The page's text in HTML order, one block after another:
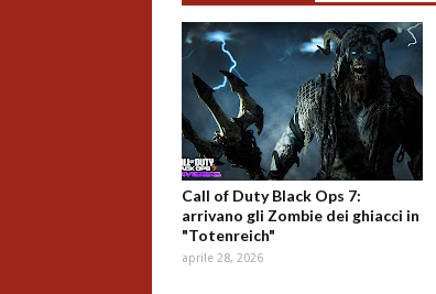
Call of Duty Black Ops 7:
arrivano gli Zombie dei ghiacci in
"Totenreich"
aprile 28, 2026